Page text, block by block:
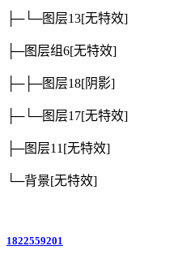
├─└─图层13[无特效]
├─图层组6[无特效]
├─├─图层18[阴影]
├─└─图层17[无特效]
├─图层11 [无特效]
└─背景[无特效]
1822559201